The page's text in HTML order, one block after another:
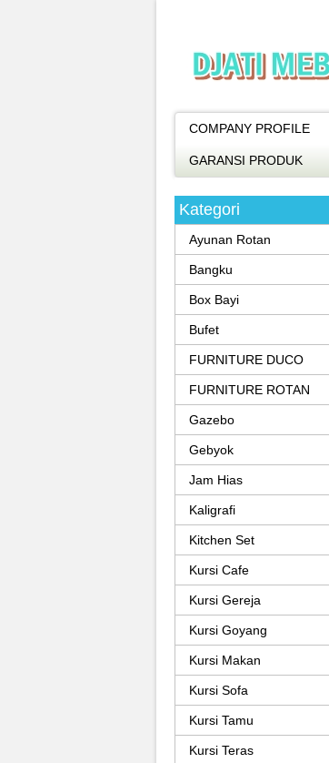
COMPANY PROFILE
GARANSI PRODUK
Kategori
Ayunan Rotan
Bangku
Box Bayi
Bufet
FURNITURE DUCO
FURNITURE ROTAN
Gazebo
Gebyok
Jam Hias
Kaligrafi
Kitchen Set
Kursi Cafe
Kursi Gereja
Kursi Goyang
Kursi Makan
Kursi Sofa
Kursi Tamu
Kursi Teras